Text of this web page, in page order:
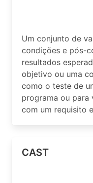
Um conjunto de
condições e pós-
resultados
objetivo ou uma
como o teste de
programa ou
com um requisito
CAST